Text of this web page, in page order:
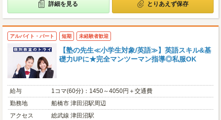
詳細を見る とりあえず保存
アルバイト・パート 短期 未経験者歓迎
【塾の先生≪小学生対象/英語≫】英語スキル&基
礎力UPに★完全マンツーマン指導◎私服OK
給与
1コマ(60分)：1450～4050円＋交通費
勤務地
船橋市 津田沼駅周辺
アクセス
総武線 津田沼駅